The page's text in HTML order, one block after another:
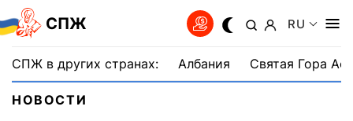
СПЖ RU
СПЖ в других странах: Албания Святая Гора
НОВОСТИ